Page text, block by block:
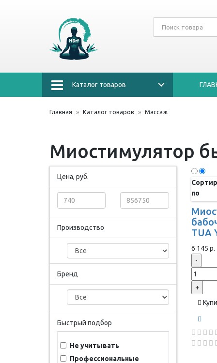
Каталог товаров
Главная Каталог товаров Массаж
Миостимулятор
Цена, руб.
Производство
Бренд
Быстрый подбор
Не учитывать
Профессиональные
по
TUA
6 145 р.
-
+